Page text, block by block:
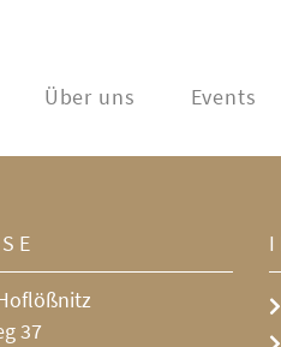
Über uns Events
37